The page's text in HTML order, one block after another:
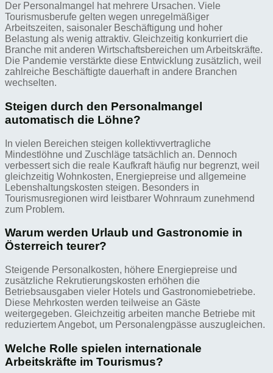
Der Personalmangel hat mehrere Ursachen. Viele
Tourismusberufe gelten wegen unregelmäßiger
Arbeitszeiten, saisonaler Beschäftigung und hoher
Belastung als wenig attraktiv. Gleichzeitig konkurriert die
Branche mit anderen Wirtschaftsbereichen um Arbeitskräfte.
Die Pandemie verstärkte diese Entwicklung zusätzlich, weil
zahlreiche Beschäftigte dauerhaft in andere Branchen
wechselten.
Steigen durch den Personalmangel
automatisch die Löhne?
In vielen Bereichen steigen kollektivvertragliche
Mindestlöhne und Zuschläge tatsächlich an. Dennoch
verbessert sich die reale Kaufkraft häufig nur begrenzt, weil
gleichzeitig Wohnkosten, Energiepreise und allgemeine
Lebenshaltungskosten steigen. Besonders in
Tourismusregionen wird leistbarer Wohnraum zunehmend
zum Problem.
Warum werden Urlaub und Gastronomie in
Österreich teurer?
Steigende Personalkosten, höhere Energiepreise und
zusätzliche Rekrutierungskosten erhöhen die
Betriebsausgaben vieler Hotels und Gastronomiebetriebe.
Diese Mehrkosten werden teilweise an Gäste
weitergegeben. Gleichzeitig arbeiten manche Betriebe mit
reduziertem Angebot, um Personalengpässe auszugleichen.
Welche Rolle spielen internationale
Arbeitskräfte im Tourismus?